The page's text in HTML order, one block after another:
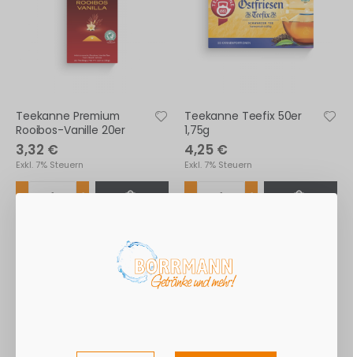
Teekanne Premium
Rooibos-Vanille 20er
3,32 €
Exkl. 7% Steuern
Teekanne Teefix 50er
1,75g
4,25 €
Exkl. 7% Steuern